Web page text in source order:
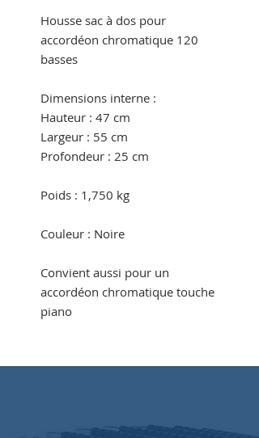
Housse sac à dos pour
accordéon chromatique 120
basses
Dimensions interne :
Hauteur : 47 cm
Largeur : 55 cm
Profondeur : 25 cm
Poids : 1,750 kg
Couleur : Noire
Convient aussi pour un
accordéon chromatique touche
piano